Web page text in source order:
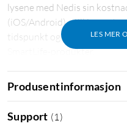
LES MER
lysene med Nedis sin
(iOS/Android), still inn
tidspunkt og solnedgang
SmartLife-produkter.
Produsentinformasjon
Support (1 )